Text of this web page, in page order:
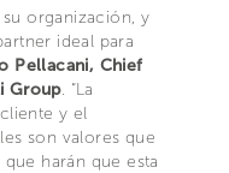
organización, y
ideal para
Pellacani, Chief
Group. “La
y el
son valores que
harán que esta